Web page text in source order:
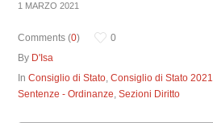
1 MARZO 2021
Comments (0)
0
By D'Isa
InConsiglio di Stato,Consiglio di Stato 2021
Sentenze - Ordinanze,Sezioni Diritto